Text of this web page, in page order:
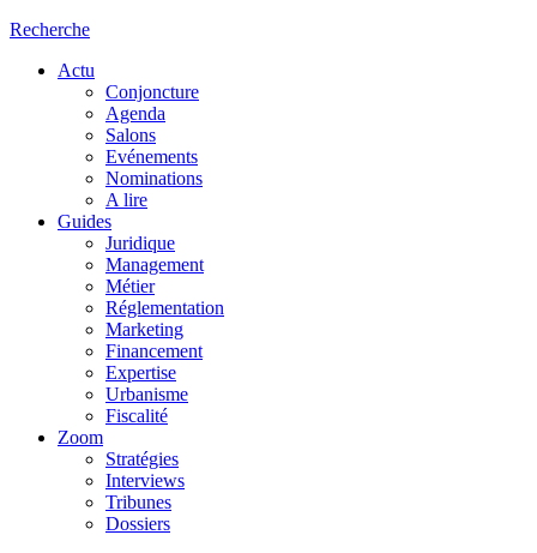
Recherche
Actu
Conjoncture
Agenda
Salons
Evénements
Nominations
A lire
Guides
Juridique
Management
Métier
Réglementation
Marketing
Financement
Expertise
Urbanisme
Fiscalité
Zoom
Stratégies
Interviews
Tribunes
Dossiers